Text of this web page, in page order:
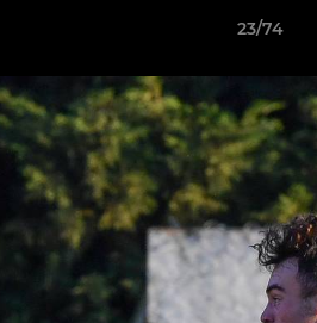
23/74